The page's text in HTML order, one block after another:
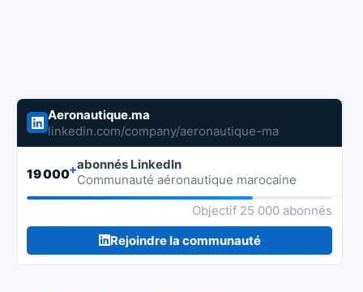
Aeronautique.ma
linkedin.com/company/aeronautique-ma
19 000+abonnés LinkedIn
Communauté aéronautique marocaine
Objectif 25 000 abonnés
Rejoindre la communauté